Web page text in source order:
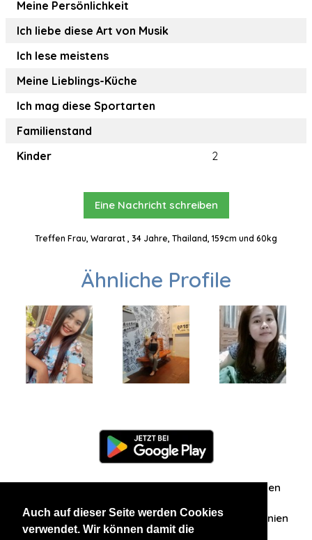
Auch auf dieser Seite werden Cookies
verwendet. Wir können damit die
Meine Persönlichkeit
Ich liebe diese Art von Musik
Ich lese meistens
Meine Lieblings-Küche
Ich mag diese Sportarten
Familienstand
Kinder
2
Eine Nachricht schreiben
Treffen Frau, Wararat , 34 Jahre, Thailand, 159cm und 60kg
Ähnliche Profile
Zuschriften/Erfahrungen
Datenschutzerklärung AGB Datenschutzrichtlinien